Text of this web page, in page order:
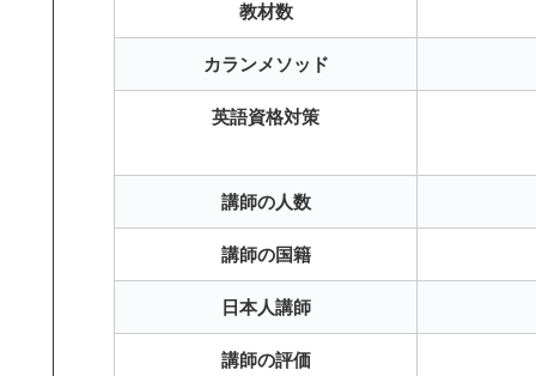
教材数
カランメソッド
英語資格対策
講師の人数
講師の国籍
日本人講師
講師の評価